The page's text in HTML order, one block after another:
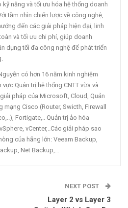
kỹ năng và tối ưu hóa hệ thống doanh
tầm nhìn chiến lược về công nghệ,
đến các giải pháp hiện đại, linh
và tối ưu chi phí, giúp doanh
dụng tối đa công nghệ để phát triển
có hơn 16 năm kinh nghiệm
vực Quản trị hệ thống CNTT vừa và
pháp của Microsoft, Cloud, Quản
mạng Cisco (Router, Swicth, FIrewall
Fortigate,.. Quản trị ảo hóa
vCenter,..Các giải pháp sao
của hãng lớn: Veeam Backup,
Net Backup,…
NEXT POST
Layer 2 vs Layer 3